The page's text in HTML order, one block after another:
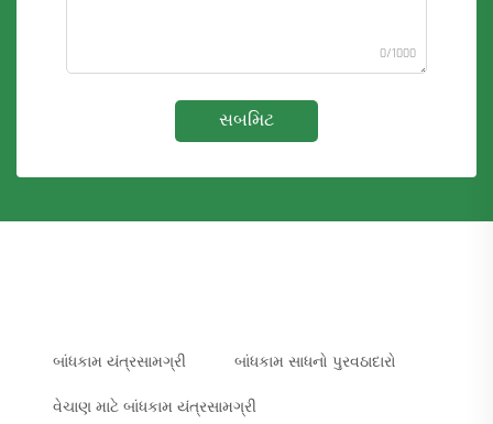
0/1000
સબમિટ
બાંધકામ યંત્રસામગ્રી બાંધકામ સાધનો પુરવઠાદારો
વેચાણ માટે બાંધકામ યંત્રસામગ્રી